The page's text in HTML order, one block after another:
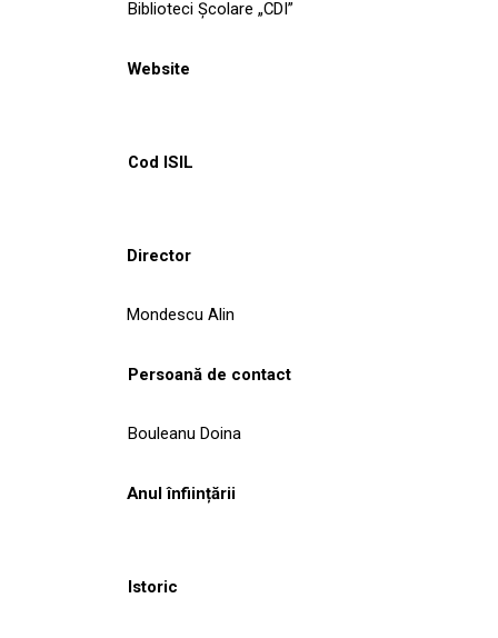
Biblioteci Școlare „CDI”
Website
Cod ISIL
Director
Mondescu Alin
Persoană de contact
Bouleanu Doina
Anul înființării
Istoric